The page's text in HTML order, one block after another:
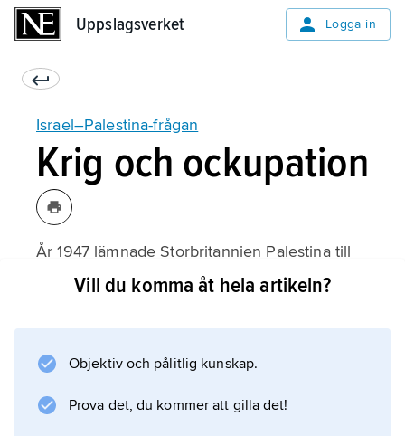
Uppslagsverket Logga in
Israel–Palestina-frågan
Krig och ockupation
År 1947 lämnade Storbritannien Palestina till
FN, som beslöt att dela landet mellan judar
bland annat Egypten, Syrien och Jordanien.
Israel erövrade flera områden som tillhörde
Vill du komma åt hela artikeln?
Objektiv och pålitlig kunskap.
Prova det, du kommer att gilla det!